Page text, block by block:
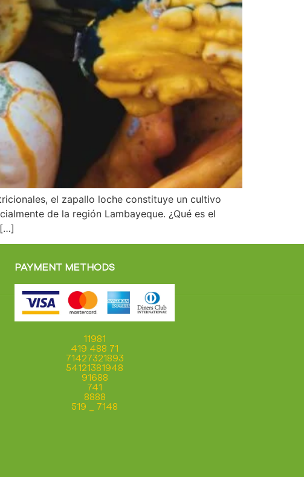
el zapallo loche constituye un cultivo
de la región Lambayeque. ¿Qué es el
PAYMENT METHODS
11981
419 488 71
71427321893
54121381948
91688
741
8888
519 _ 7148